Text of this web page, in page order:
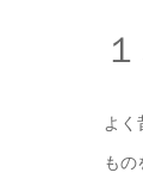
よく
もの